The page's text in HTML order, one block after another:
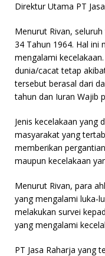
Direktur Utama PT
Menurut Rivan,
34 Tahun 1964. Hal ini
mengalami
dunia/cacat tetap
tersebut berasal dari
tahun dan Iuran Wajib
Jenis kecelakaan yang
masyarakat yang
memberikan
maupun kecelakaan
Menurut Rivan, para
yang mengalami luka-
melakukan survei
yang mengalami
PT Jasa Raharja yang